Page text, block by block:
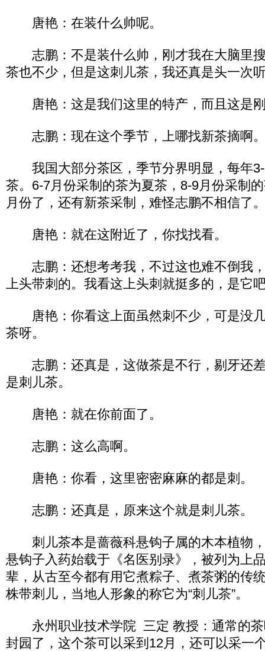
唐艳：在装什么帅呢。
志鹏：不是装什么帅，刚才我在大脑里
茶也不少，但是这刺儿茶，我还真是头一次
唐艳：这是我们这里的特产，而且这是
志鹏：现在这个季节，上哪找新茶摘啊
我国大部分茶区，季节分界明显，每年3-
茶。6-7月份采制的茶为夏茶，8-9月份采制
月份了，还有新茶采制，难怪志鹏不相信了
唐艳：就在这附近了，你找找看。
志鹏：还想考考我，不过这也难不倒我
上头带刺的。我看这上头刺就挺多的，是它
唐艳：你看这上面虽然刺不少，可是没
茶呀。
志鹏：还真是，这做茶是不行，剔牙还
是刺儿茶。
唐艳：就在你前面了。
志鹏：这么高啊。
唐艳：你看，这里密密麻麻的都是刺。
志鹏：还真是，原来这个就是刺儿茶。
刺儿茶本是蔷薇科悬钩子属的木本植物
悬钩子入药始载于《名医别录》，被列为上
辈，从古至今都有用它煮粽子、煮茶粥的传
株带刺儿，当地人形象的称它为“刺儿茶”。
永州职业技术学院 三定 教授：通常的茶
封园了，这个茶可以采到12月，还可以采一